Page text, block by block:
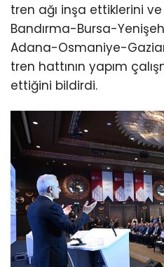
tren ağı inşa ettiklerini
Bandırma-Bursa-
Adana-Osmaniye-
tren hattının yapım
ettiğini bildirdi.